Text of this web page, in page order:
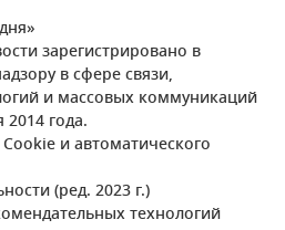
зарегистрировано в
в сфере связи,
и массовых коммуникаций
года.
и автоматического
(ред. 2023 г.)
технологий